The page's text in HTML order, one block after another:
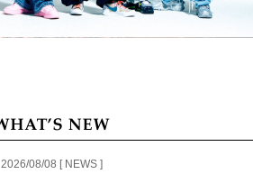
2026/08/08 [ NEWS ]